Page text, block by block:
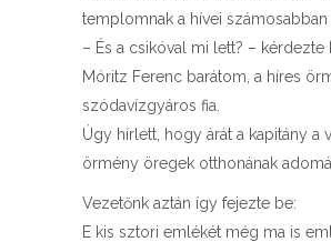
templomnak a hívei számosabban
– És a csikóval mi lett? – kérdezte
Móritz Ferenc barátom, a híres
szódavízgyáros fia.
Úgy hírlett, hogy árát a kapitány a
örmény öregek otthonának
Vezetőnk aztán így fejezte be:
E kis sztori emlékét még ma is